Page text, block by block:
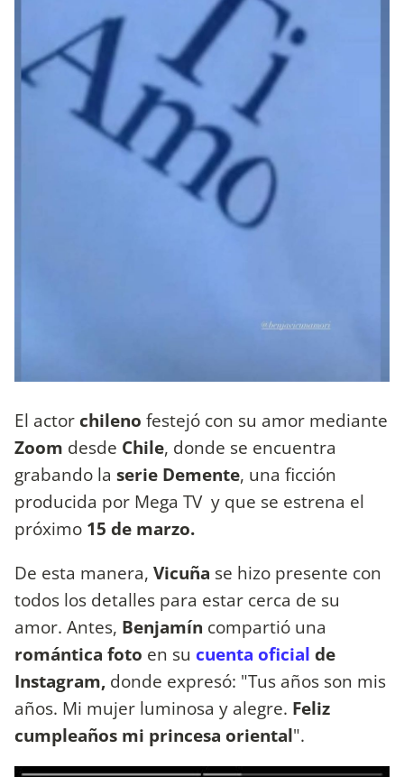
El actor chileno festejó con su amor mediante
Zoom desde Chile, donde se encuentra
grabando la serie Demente, una ficción
producida por Mega TV y que se estrena el
próximo 15 de marzo.
De esta manera, Vicuña se hizo presente con
todos los detalles para estar cerca de su
amor. Antes, Benjamín compartió una
romántica foto en su cuenta oficial de
Instagram, donde expresó: "Tus años son mis
años. Mi mujer luminosa y alegre. Feliz
cumpleaños mi princesa oriental".